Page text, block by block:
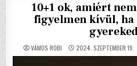
10+1 ok, amiért
figyelmen kívül, ha
VÁMOS ROBI 2024. SZEPTEMBER 19.